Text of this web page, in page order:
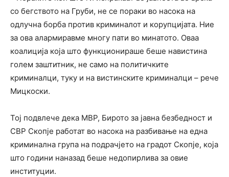
со бегството на Груби, не се пораки во насока на
одлучна борба против криминалот и корупцијата. Ние
за ова алармиравме многу пати во минатото. Оваа
коалиција која што функционираше беше навистина
голем заштитник, не само на политичките
криминалци, туку и на вистинските криминалци – рече
Мицкоски.
Тој подвлече дека МВР, Бирото за јавна безбедност и
СВР Скопје работат во насока на разбивање на една
криминална група на подрачјето на градот Скопје, која
што години наназад беше недопирлива за овие
институции.